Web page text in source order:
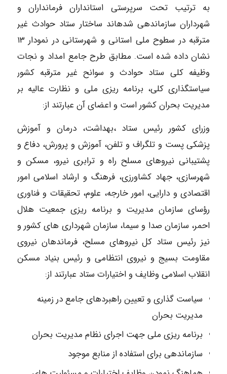
به ترتیب تحت سرپرستی استانداران فرمانداران و
شهرداران سازماندهی شدهاند ساختار ستاد حوادث غیر
مترقبه در سطوح ملی استانی و شهرستانی در نمودار ۱۳
نشان داده شده است. مطابق طرح جامع امداد و نجات
وظیفه کلی ستاد حوادث و سوانح غیر مترقبه کشور
سیاستگذاری کلی، برنامه ریزی ملی و نظارت عالیه بر
مدیریت بحران کشور است و اعضای آن عبارتند از:
وزرای کشور رئیس ستاد ،بهداشت، درمان و آموزش
پزشکی پست و تلگراف و تلفن، آموزش و پرورش، دفاع و
پشتیبانی نیروهای مسلح راه و ترابری نیرو، مسکن و
شهرسازی، جهاد کشاورزی، فرهنگ و ارشاد اسلامی امور
اقتصادی و دارایی، امور خارجه، علوم، تحقیقات و فناوری
رؤسای سازمان مدیریت و برنامه ریزی جمعیت هلال
احمر، سازمان صدا و سیما، سازمان شهرداری های کشور و
نیز رئیس ستاد کل نیروهای مسلح، فرماندهان نیروی
مقاومت بسیج و نیروی انتظامی و رئیس بنیاد مسکن
انقلاب اسلامی وظایف و اختیارات ستاد عبارتند از:
سیاست گذاری و تعیین راهبردهای جامع در زمینه
مدیریت بحران
برنامه ریزی ملی جهت اجرای نظام مدیریت بحران
سازماندهی برای استفاده از منابع موجود